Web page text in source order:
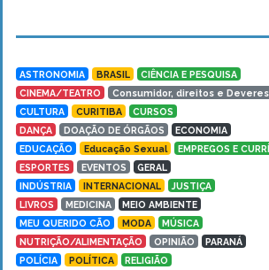
ASTRONOMIA BRASIL
CIÊNCIA E PESQUISA
CINEMA/TEATRO
Consumidor, direitos e Deveres
CULTURA
CURITIBA
CURSOS
DANÇA
DOAÇÃO DE ÓRGÃOS
ECONOMIA
EDUCAÇÃO
Educação Sexual
EMPREGOS E
ESPORTES
EVENTOS
GERAL
INDÚSTRIA
INTERNACIONAL
JUSTIÇA
LIVROS
MEDICINA
MEIO AMBIENTE
MEU QUERIDO CÃO
MODA
MÚSICA
NUTRIÇÃO/ALIMENTAÇÃO
OPINIÃO
PARANÁ
POLÍCIA
POLÍTICA
RELIGIÃO